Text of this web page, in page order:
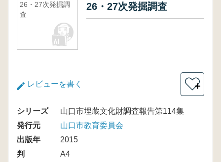
26・27次発掘調
査
26・27次発掘調査
レビューを書く ＋
シリーズ
山口市埋蔵文化財調査報告第114集
発行元
山口市教育委員会
出版年
2015
判
A4